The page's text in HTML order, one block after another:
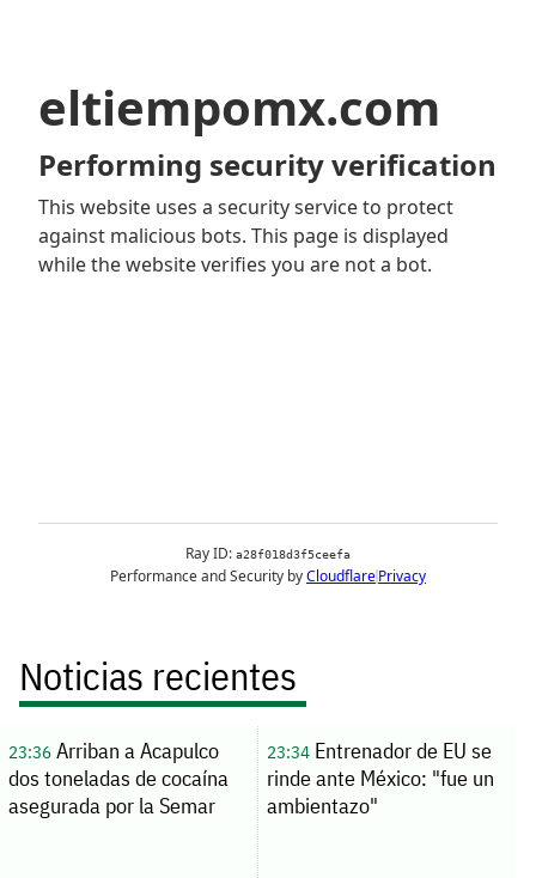
Noticias recientes
23:36Arriban a Acapulco
dos toneladas de cocaína
asegurada por la Semar
23:34Entrenador de EU se
rinde ante México: "fue un
ambientazo"